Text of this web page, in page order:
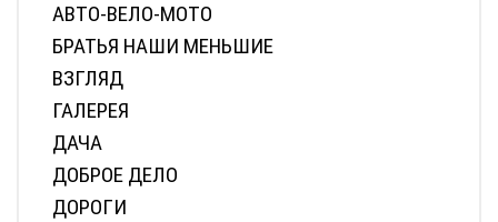
АВТО-ВЕЛО-МОТО
БРАТЬЯ НАШИ МЕНЬШИЕ
ВЗГЛЯД
ГАЛЕРЕЯ
ДАЧА
ДОБРОЕ ДЕЛО
ДОРОГИ